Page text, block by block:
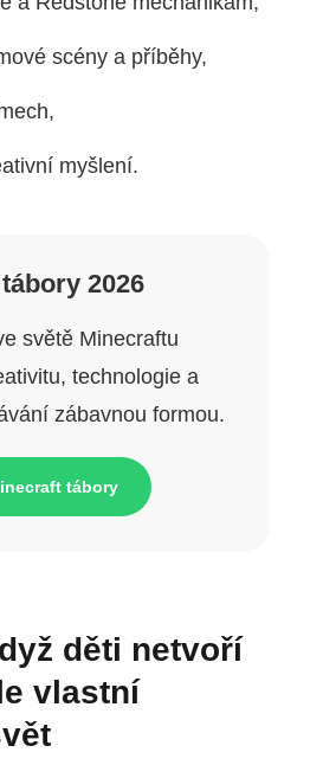
scény a příběhy,
myšlení.
2026
světě Minecraftu
technologie a
zábavnou formou.
tábory
děti netvoří
vlastní